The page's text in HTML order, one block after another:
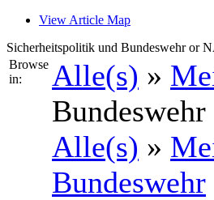
View Article Map
Sicherheitspolitik und Bundeswehr or
Browse
in:
Alle(s) »
Bundeswehr
Alle(s) »
Bundeswehr